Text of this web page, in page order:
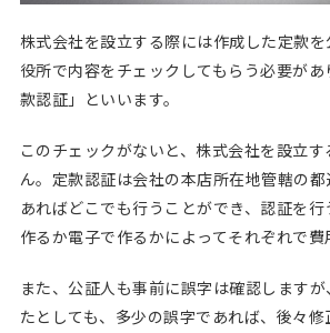
株式会社を設立する際には作成した定款
役所で内容をチェックしてもらう必要が
款認証」といいます。
このチェックがないと、株式会社を設立
ん。定款認証は会社の本店所在地管轄の
あればどこでも行うことができ、認証を
作るか電子で作るかによってそれぞれで費
また、公証人も事前に誤字は確認します
たとしても、多少の誤字であれば、後々